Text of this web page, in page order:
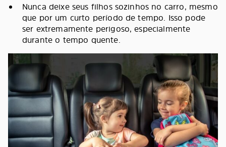
Nunca deixe seus filhos sozinhos no carro, mesmo
que por um curto período de tempo. Isso pode
ser extremamente perigoso, especialmente
durante o tempo quente.